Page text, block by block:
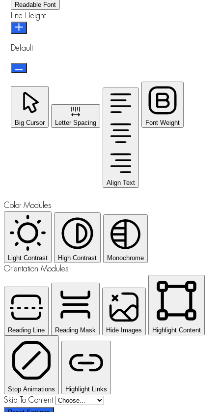
Readable Font
Line Height
Default
Big Cursor Letter Spacing
Align Text
Font Weight
Color Modules
Light Contrast High Contrast Monochrome
Orientation Modules
Reading Line Reading Mask Hide Images Highlight Content
Stop Animations Highlight Links
Skip To Content